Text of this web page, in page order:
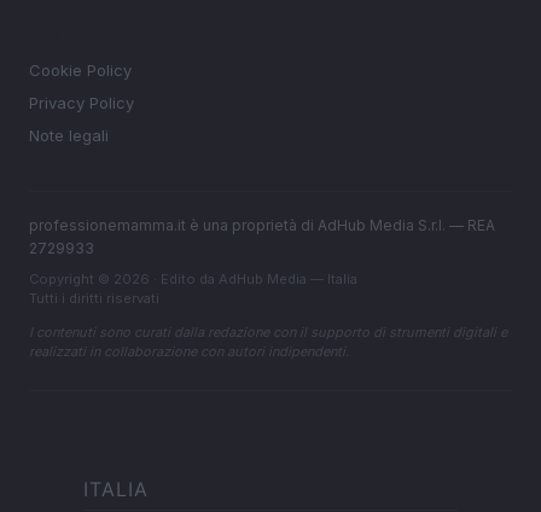
Cookie Policy
Privacy Policy
Note legali
professionemamma.it è una proprietà di AdHub Media S.r.l. — REA
2729933
Copyright © 2026 · Edito da AdHub Media — Italia
Tutti i diritti riservati
I contenuti sono curati dalla redazione con il supporto di strumenti digitali e
realizzati in collaborazione con autori indipendenti.
ITALIA